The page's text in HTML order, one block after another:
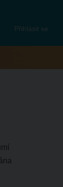
Přihlásit se